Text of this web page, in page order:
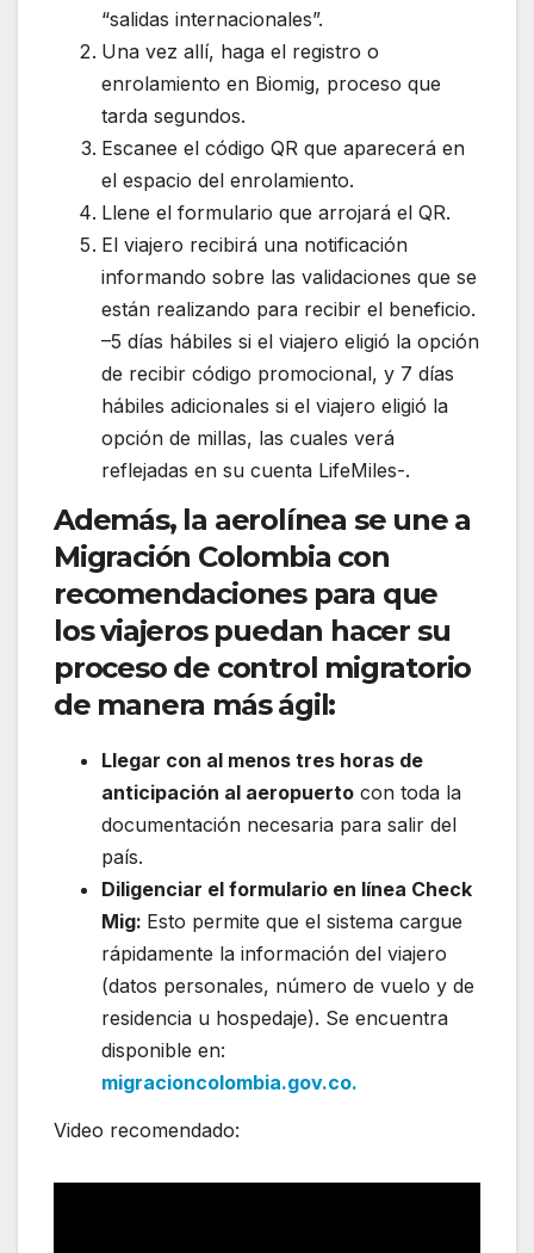
“salidas internacionales”.
Una vez allí, haga el registro o
enrolamiento en Biomig, proceso que
tarda segundos.
Escanee el código QR que aparecerá en
el espacio del enrolamiento.
Llene el formulario que arrojará el QR.
El viajero recibirá una notificación
informando sobre las validaciones que se
están realizando para recibir el beneficio.
–5 días hábiles si el viajero eligió la opción
de recibir código promocional, y 7 días
hábiles adicionales si el viajero eligió la
opción de millas, las cuales verá
reflejadas en su cuenta LifeMiles-.
Además, la aerolínea se une a
Migración Colombia con
recomendaciones para que
los viajeros puedan hacer su
proceso de control migratorio
de manera más ágil:
Llegar con al menos tres horas de
anticipación al aeropuerto con toda la
documentación necesaria para salir del
país.
Diligenciar el formulario en línea Check
Mig: Esto permite que el sistema cargue
rápidamente la información del viajero
(datos personales, número de vuelo y de
residencia u hospedaje). Se encuentra
disponible en:
migracioncolombia.gov.co.
Video recomendado: